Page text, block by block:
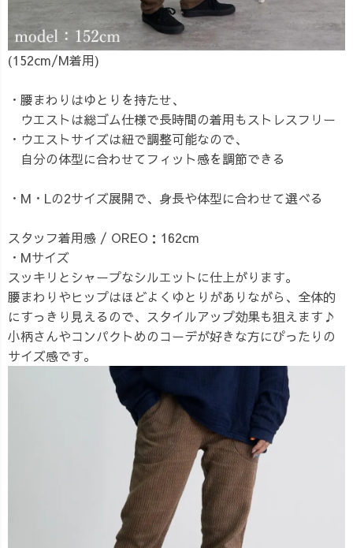
(152cm/M着用)
・腰まわりはゆとりを持たせ、
ウエストは総ゴム仕様で長時間の着用もストレスフリー
・ウエストサイズは紐で調整可能なので、
自分の体型に合わせてフィット感を調節できる
・M・Lの2サイズ展開で、身長や体型に合わせて選べる
スタッフ着用感 / OREO：162cm
・Mサイズ
スッキリとシャープなシルエットに仕上がります。
腰まわりやヒップはほどよくゆとりがありながら、全体的
にすっきり見えるので、スタイルアップ効果も狙えます♪
小柄さんやコンパクトめのコーデが好きな方にぴったりの
サイズ感です。